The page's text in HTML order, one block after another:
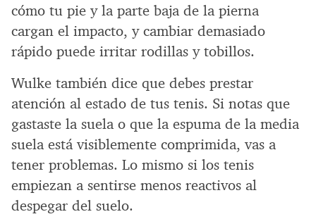
cómo tu pie y la parte baja de la pierna
cargan el impacto, y cambiar demasiado
rápido puede irritar rodillas y tobillos.
Wulke también dice que debes prestar
atención al estado de tus tenis. Si notas que
gastaste la suela o que la espuma de la media
suela está visiblemente comprimida, vas a
tener problemas. Lo mismo si los tenis
empiezan a sentirse menos reactivos al
despegar del suelo.